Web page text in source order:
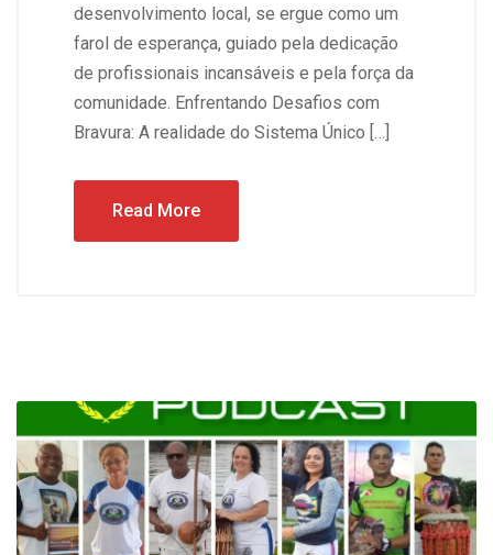
desenvolvimento local, se ergue como um
farol de esperança, guiado pela dedicação
de profissionais incansáveis e pela força da
comunidade. Enfrentando Desafios com
Bravura: A realidade do Sistema Único […]
Read More